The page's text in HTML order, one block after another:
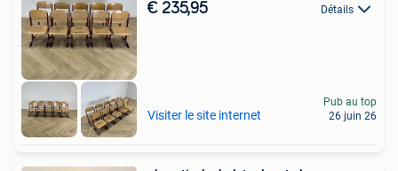
€ 235,95 Détails
Visiter le site internet
Pub au top
26 juin 26